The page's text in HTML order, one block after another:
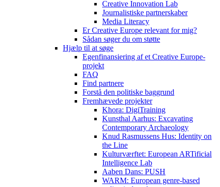
Creative Innovation Lab
Journalistiske partnerskaber
Media Literacy
Er Creative Europe relevant for mig?
Sådan søger du om støtte
Hjælp til at søge
Egenfinansiering af et Creative Europe-
projekt
FAQ
Find partnere
Forstå den politiske baggrund
Fremhævede projekter
Khora: DigiTraining
Kunsthal Aarhus: Excavating
Contemporary Archaeology
Knud Rasmussens Hus: Identity on
the Line
Kulturværftet: European ARTificial
Intelligence Lab
Aaben Dans: PUSH
WARM: European genre-based